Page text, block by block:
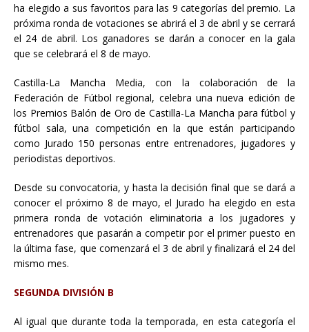
ha elegido a sus favoritos para las 9 categorías del premio. La
próxima ronda de votaciones se abrirá el 3 de abril y se cerrará
el 24 de abril. Los ganadores se darán a conocer en la gala
que se celebrará el 8 de mayo.
Castilla-La Mancha Media, con la colaboración de la
Federación de Fútbol regional, celebra una nueva edición de
los Premios Balón de Oro de Castilla-La Mancha para fútbol y
fútbol sala, una competición en la que están participando
como Jurado 150 personas entre entrenadores, jugadores y
periodistas deportivos.
Desde su convocatoria, y hasta la decisión final que se dará a
conocer el próximo 8 de mayo, el Jurado ha elegido en esta
primera ronda de votación eliminatoria a los jugadores y
entrenadores que pasarán a competir por el primer puesto en
la última fase, que comenzará el 3 de abril y finalizará el 24 del
mismo mes.
SEGUNDA DIVISIÓN B
Al igual que durante toda la temporada, en esta categoría el